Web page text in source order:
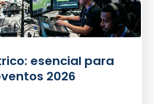
esencial para
2026